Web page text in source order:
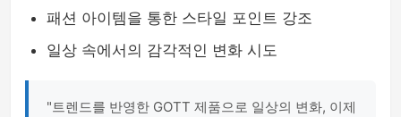
패션 아이템을 통한 스타일 포인트 강조
일상 속에서의 감각적인 변화 시도
"트렌드를 반영한 GOTT 제품으로 일상의 변화, 이제